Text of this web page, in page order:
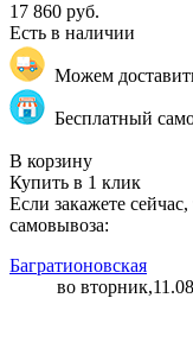
17 860 руб.
Есть в наличии
Можем
Бесплатный
В корзину
Купить в 1 клик
Если закажете
самовывоза:
Багратионовская
во